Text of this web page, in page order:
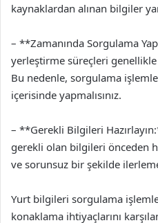
kaynaklardan alınan bilgiler
– **Zamanında Sorgulama
yerleştirme süreçleri
Bu nedenle, sorgulama
içerisinde yapmalısınız.
– **Gerekli Bilgileri
gerekli olan bilgileri önceden
ve sorunsuz bir şekilde
Yurt bilgileri sorgulama
konaklama ihtiyaçlarını